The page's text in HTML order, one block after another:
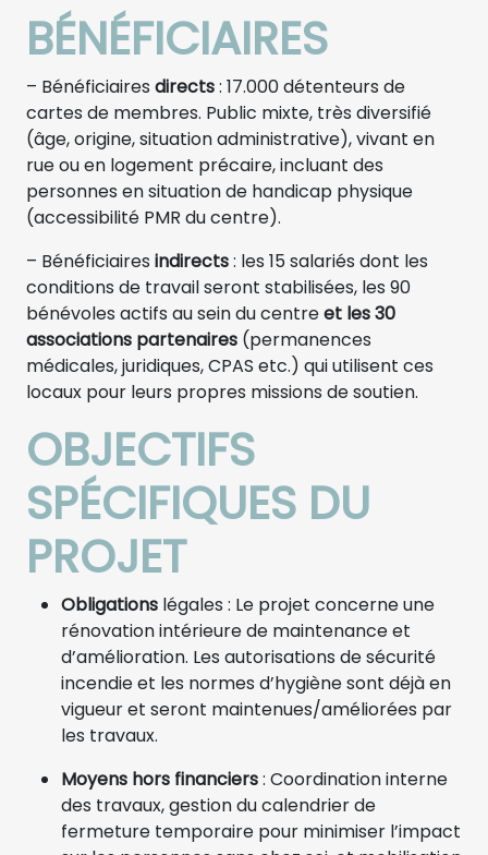
BÉNÉFICIAIRES
– Bénéficiaires directs: 17.000 détenteurs de
cartes de membres. Public mixte, très diversifié
(âge, origine, situation administrative), vivant en
rue ou en logement précaire, incluant des
personnes en situation de handicap physique
(accessibilité PMR du centre).
– Bénéficiaires indirects: les 15 salariés dont les
conditions de travail seront stabilisées, les 90
bénévoles actifs au sein du centreet les 30
associations partenaires (permanences
médicales, juridiques, CPAS etc.) qui utilisent ces
locaux pour leurs propres missions de soutien.
OBJECTIFS
SPÉCIFIQUES DU
PROJET
Obligations légales : Le projet concerne une
rénovation intérieure de maintenance et
d’amélioration. Les autorisations de sécurité
incendie et les normes d’hygiène sont déjà en
vigueur et seront maintenues/améliorées par
les travaux.
Moyens hors financiers: Coordination interne
des travaux, gestion du calendrier de
fermeture temporaire pour minimiser l’impact